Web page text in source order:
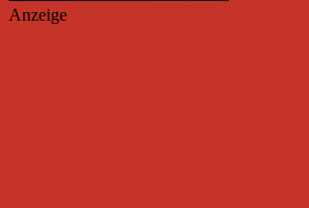
Anzeige